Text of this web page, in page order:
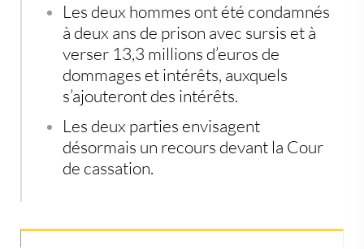
Les deux hommes ont été condamnés
à deux ans de prison avec sursis et à
verser 13,3 millions d’euros de
dommages et intérêts, auxquels
s’ajouteront des intérêts.
Les deux parties envisagent
désormais un recours devant la Cour
de cassation.